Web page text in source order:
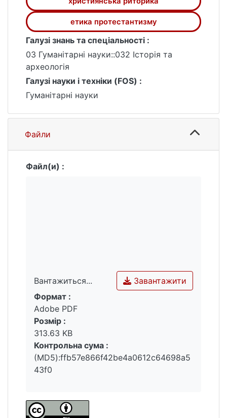
життя й мислення.
етика протестантизму
Галузі знань та спеціальності :
03 Гуманітарні науки::032 Історія та
археологія
Галузі науки і техніки (FOS) :
Гуманітарні науки
Файли
Файл(и) :
Вантажиться...
Вантажиться...
Завантажити
Формат :
Adobe PDF
Розмір :
313.63 KB
Контрольна сума :
(MD5):ffb57e866f42be4a0612c64698a5
43f0